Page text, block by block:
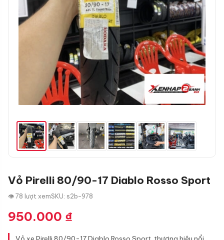
Vỏ Pirelli 80/90-17 Diablo Rosso Sport
👁 78 lượt xemSKU: s2b-978
950.000 ₫